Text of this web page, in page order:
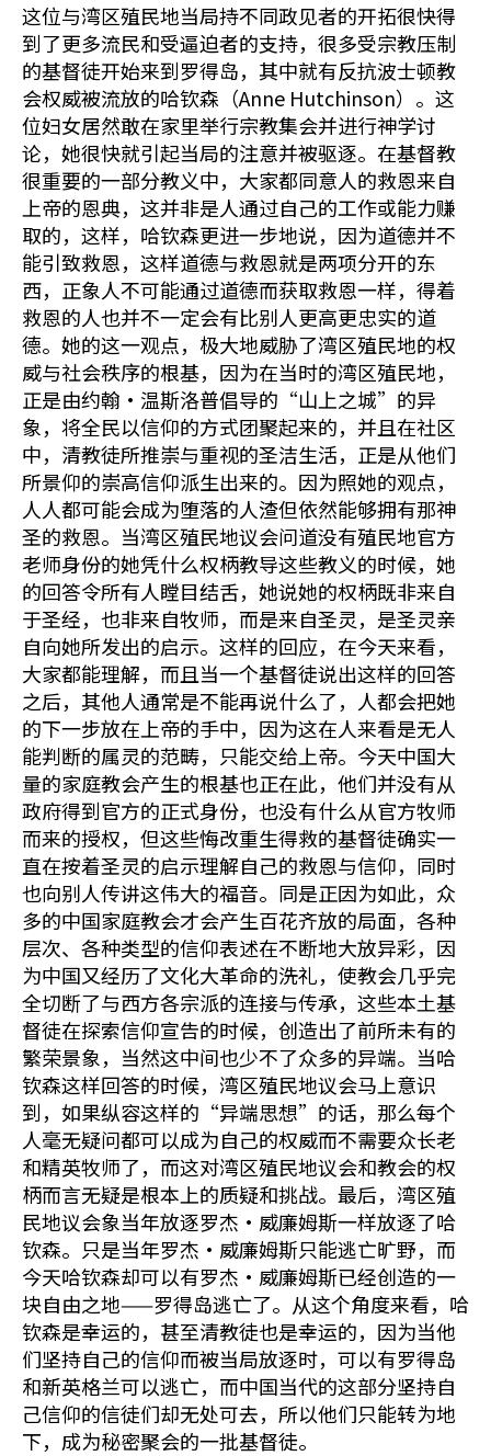
这位与湾区殖民地当局持不同政见者的开拓很快得
到了更多流民和受逼迫者的支持，很多受宗教压制
的基督徒开始来到罗得岛，其中就有反抗波士顿教
会权威被流放的哈钦森（Anne Hutchinson）。这
位妇女居然敢在家里举行宗教集会并进行神学讨
论，她很快就引起当局的注意并被驱逐。在基督教
很重要的一部分教义中，大家都同意人的救恩来自
上帝的恩典，这并非是人通过自己的工作或能力赚
取的，这样，哈钦森更进一步地说，因为道德并不
能引致救恩，这样道德与救恩就是两项分开的东
西，正象人不可能通过道德而获取救恩一样，得着
救恩的人也并不一定会有比别人更高更忠实的道
德。她的这一观点，极大地威胁了湾区殖民地的权
威与社会秩序的根基，因为在当时的湾区殖民地，
正是由约翰•温斯洛普倡导的“山上之城”的异
象，将全民以信仰的方式团聚起来的，并且在社区
中，清教徒所推崇与重视的圣洁生活，正是从他们
所景仰的崇高信仰派生出来的。因为照她的观点，
人人都可能会成为堕落的人渣但依然能够拥有那神
圣的救恩。当湾区殖民地议会问道没有殖民地官方
老师身份的她凭什么权柄教导这些教义的时候，她
的回答令所有人瞠目结舌，她说她的权柄既非来自
于圣经，也非来自牧师，而是来自圣灵，是圣灵亲
自向她所发出的启示。这样的回应，在今天来看，
大家都能理解，而且当一个基督徒说出这样的回答
之后，其他人通常是不能再说什么了，人都会把她
的下一步放在上帝的手中，因为这在人来看是无人
能判断的属灵的范畴，只能交给上帝。今天中国大
量的家庭教会产生的根基也正在此，他们并没有从
政府得到官方的正式身份，也没有什么从官方牧师
而来的授权，但这些悔改重生得救的基督徒确实一
直在按着圣灵的启示理解自己的救恩与信仰，同时
也向别人传讲这伟大的福音。同是正因为如此，众
多的中国家庭教会才会产生百花齐放的局面，各种
层次、各种类型的信仰表述在不断地大放异彩，因
为中国又经历了文化大革命的洗礼，使教会几乎完
全切断了与西方各宗派的连接与传承，这些本土基
督徒在探索信仰宣告的时候，创造出了前所未有的
繁荣景象，当然这中间也少不了众多的异端。当哈
钦森这样回答的时候，湾区殖民地议会马上意识
到，如果纵容这样的“异端思想”的话，那么每个
人毫无疑问都可以成为自己的权威而不需要众长老
和精英牧师了，而这对湾区殖民地议会和教会的权
柄而言无疑是根本上的质疑和挑战。最后，湾区殖
民地议会象当年放逐罗杰•威廉姆斯一样放逐了哈
钦森。只是当年罗杰•威廉姆斯只能逃亡旷野，而
今天哈钦森却可以有罗杰•威廉姆斯已经创造的一
块自由之地——罗得岛逃亡了。从这个角度来看，哈
钦森是幸运的，甚至清教徒也是幸运的，因为当他
们坚持自己的信仰而被当局放逐时，可以有罗得岛
和新英格兰可以逃亡，而中国当代的这部分坚持自
己信仰的信徒们却无处可去，所以他们只能转为地
下，成为秘密聚会的一批基督徒。